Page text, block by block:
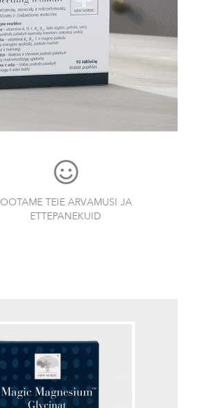
OOTAME TEIE ARVAMUSI JA
ETTEPANEKUID